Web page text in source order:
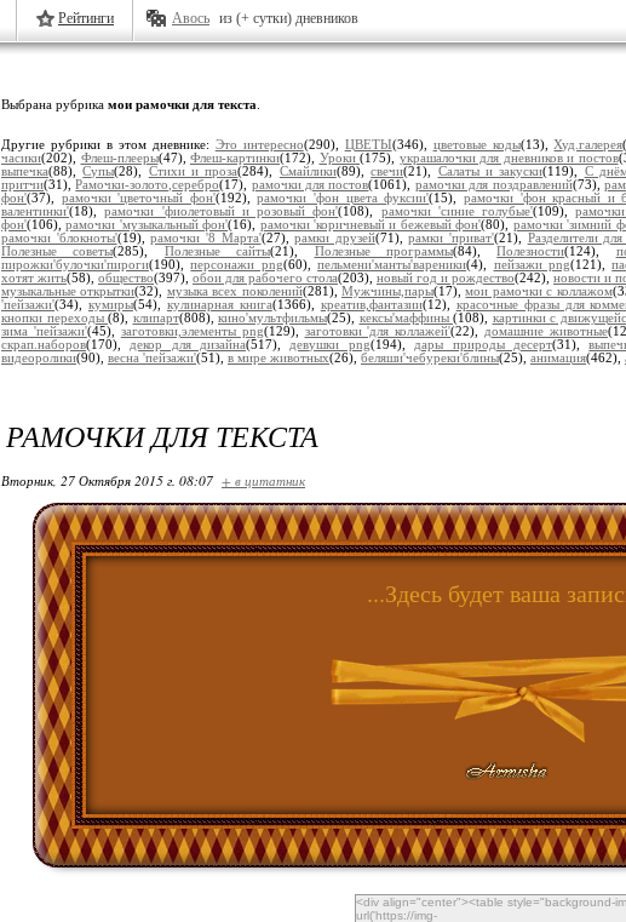
Рейтинги Авось из (+ сутки) дневников
Выбрана рубрика мои рамочки для текста
Другие рубрики в этом дневнике: Это интересно(290), ЦВЕТЫ(346), цветовые коды(13),Худ.галерея
часики(202), Флеш-плееры(47), Флеш-картинки(172), Уроки (175), украшалочки для дневников и постов
выпечка(88),Супы(28), Стихи и проза(284), Смайлики(89),свечи(21), Салаты и закуски(119), С
притчи(31),Рамочки-золото,серебро(17), рамочки для постов(1061), рамочки для поздравлений(73),
фон'(37), рамочки 'цветочный фон'(192),рамочки 'фон цвета фуксии'(15), рамочки 'фон красный и
валентинки'(18),рамочки 'фиолетовый и розовый фон'(108), рамочки 'синие голубые'(109),
фон'(106),рамочки 'музыкальный фон'(16), рамочки 'коричневый и бежевый фон'(80), рамочки 'зимний
рамочки 'блокноты'(19),рамочки '8 Марта'(27),рамки друзей(71),рамки 'приват'(21), Разделители для
Полезные советы(285), Полезные сайты(21), Полезные программы(84),Полезности(124),
пирожки'булочки'пироги(190),персонажи png(60),пельмени'манты'вареники(4), пейзажи png(121),
хотят жить(58), общество(397), обои для рабочего стола(203), новый год и рождество(242), новости и
музыкальные открытки(32), музыка всех поколений(281),Мужчины,пары(17),мои рамочки с коллажом
'пейзажи'(34), кумиры(54), кулинарная книга(1366), креатив,фантазии(12), красочные фразы для
кнопки переходы (8), клипарт(808), кино'мультфильмы(25), кексы'маффины (108), картинки с
зима 'пейзажи'(45), заготовки,элементы png(129), заготовки 'для коллажей'(22), домашние животные
скрап.наборов(170), декор для дизайна(517), девушки png(194), дары природы десерт(31),
видеоролики(90), весна 'пейзажи'(51), в мире животных(26), беляши'чебуреки'блины(25), анимация(462),
РАМОЧКИ ДЛЯ ТЕКСТА
Вторник, 27 Октября 2015 г. 08:07 + в цитатник
...Здесь будет ваша